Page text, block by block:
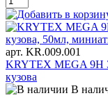
арт. KR.009.001
KRYTEX MEGA 9H
кузова
В